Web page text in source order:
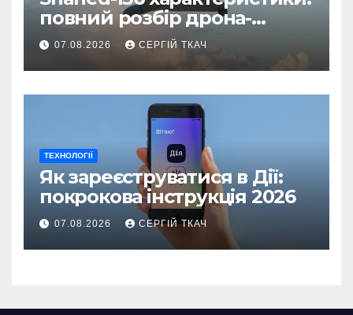
повний розбір дрона-
камікадзе
07.08.2026 СЕРГІЙ ТКАЧ
ТЕХНОЛОГІЇ
Як зареєструватися в Дії:
покрокова інструкція 2026
07.08.2026 СЕРГІЙ ТКАЧ